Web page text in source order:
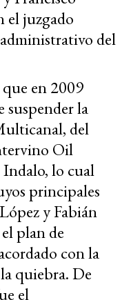
el juzgado
del
en 2009
suspender la
del
Oil
lo cual
principales
y Fabián
plan de
con la
quiebra. De
el